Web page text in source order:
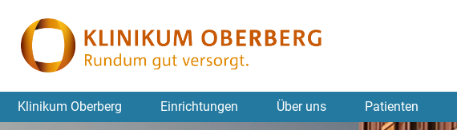
Klinikum Oberberg Einrichtungen Über uns Patienten